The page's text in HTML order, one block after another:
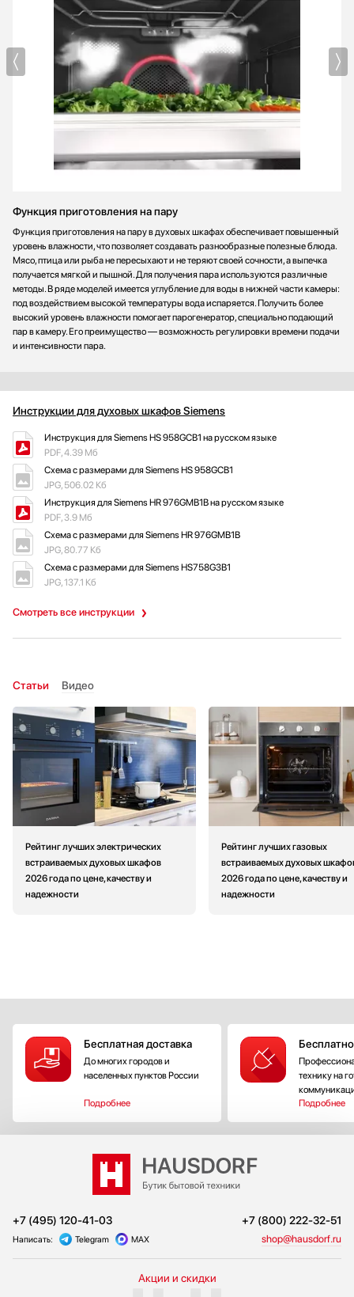
Функция приготовления на пару
Функция приготовления на пару в духовых шкафах обеспечивает повышенный
уровень влажности, что позволяет создавать разнообразные полезные блюда.
Мясо, птица или рыба не пересыхают и не теряют своей сочности, а выпечка
получается мягкой и пышной. Для получения пара используются различные
методы. В ряде моделей имеется углубление для воды в нижней части камеры:
под воздействием высокой температуры вода испаряется. Получить более
высокий уровень влажности помогает парогенератор, специально подающий
пар в камеру. Его преимущество — возможность регулировки времени подачи
и интенсивности пара.
Инструкции для духовых шкафов Siemens
Смотреть все инструкции
Инструкция для Siemens HS 958GCB1 на русском языке
PDF, 4.39 Мб
Схема с размерами для Siemens HS 958GCB1
JPG, 506.02 Кб
Инструкция для Siemens HR 976GMB1B на русском языке
PDF, 3.9 Мб
Схема с размерами для Siemens HR 976GMB1B
JPG, 80.77 Кб
Схема с размерами для Siemens HS758G3B1
JPG, 137.1 Кб
Статьи Видео
Рейтинг лучших электрических
встраиваемых духовых шкафов
2026 года по цене, качеству и
надежности
Рейтинг лучших газовых
встраиваемых духовых
2026 года по цене, качеству и
надежности
Бесплатная доставка
До многих городов и
населенных пунктов России
Подробнее
технику на
Подробнее
+7 (495) 120-41-03 +7 (800) 222-32-51
Написать: Telegram MAX shop@hausdorf.ru
Акции и скидки